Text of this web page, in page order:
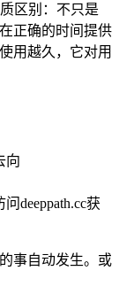
区别：不只是
正确的时间提供
用越久，它对用
向
deeppath.cc获
事自动发生。或